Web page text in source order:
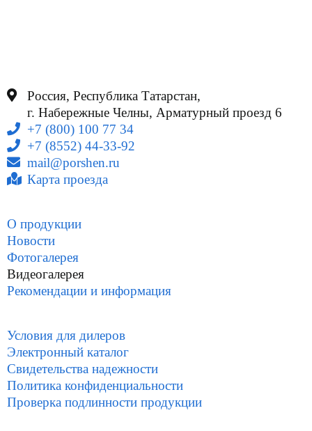
Россия, Республика Татарстан,
г. Набережные Челны, Арматурный проезд 6
+7 (800) 100 77 34
+7 (8552) 44-33-92
mail@porshen.ru
Карта проезда
О продукции
Новости
Фотогалерея
Видеогалерея
Рекомендации и информация
Условия для дилеров
Электронный каталог
Свидетельства надежности
Политика конфиденциальности
Проверка подлинности продукции